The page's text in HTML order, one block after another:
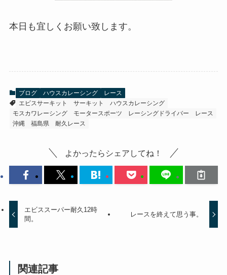
本日も宜しくお願い致します。
ブログ ハウスカレーシング
レース
エビスサーキット
サーキット
ハウスカレーシング
モスカワレーシング
モータースポーツ レーシングドライバー
レース
沖縄
福島県 耐久レース
よかったらシェアしてね！
エビススーパー耐久12時
間。
レースを終えて思う事。
関連記事